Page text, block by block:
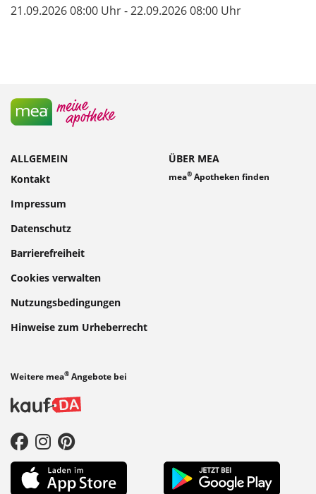
21.09.2026 08:00 Uhr - 22.09.2026 08:00 Uhr
ALLGEMEIN
Kontakt
Impressum
Datenschutz
Barrierefreiheit
Cookies verwalten
Nutzungsbedingungen
Hinweise zum Urheberrecht
ÜBER MEA
mea® Apotheken finden
Weitere mea® Angebote bei